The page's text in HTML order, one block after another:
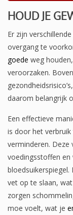
HOUD JE
Er zijn
overgang te
goede weg
veroorzaken.
daarom belangrijk
Een effectieve
is door het
verminderen. Deze
voedingsstoffen
vet op te slaan,
zorgen
moe voelt, wat je